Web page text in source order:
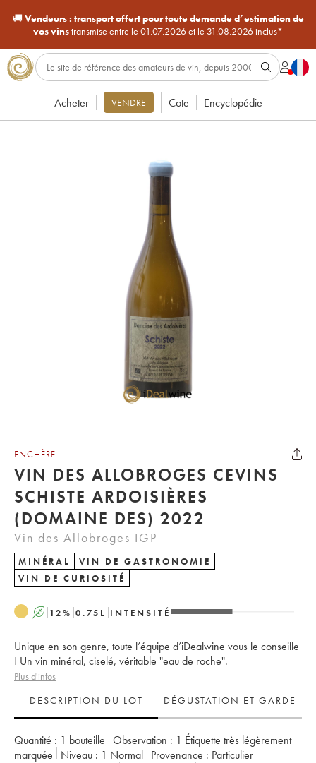
🚚Vendeurs : transport offert pour toute demande d’estimation de
vos vinstransmise entre le 01.07.2026 et le 31.08.2026 inclus*
Acheter VENDRE Cote Encyclopédie
ENCHÈRE
VIN DES ALLOBROGES CEVINS
SCHISTE ARDOISIÈRES
(DOMAINE DES) 2022
Vin des Allobroges IGP
MINÉRAL
VIN DE GASTRONOMIE
VIN DE CURIOSITÉ
A 12% 0.75 L INTENSITÉ
Unique en son genre, toute l’équipe d’iDealwine vous le conseille
! Un vin minéral, ciselé, véritable "eau de roche".
Plus d'infos
DESCRIPTION DU LOT
DÉGUSTATION ET GARDE
Quantité : 1 bouteille Observation : 1 Étiquette très légèrement
marquée
Niveau : 1 Normal Provenance : particulier